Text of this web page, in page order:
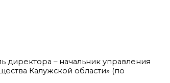
директора – начальник управления
Калужской области» (по